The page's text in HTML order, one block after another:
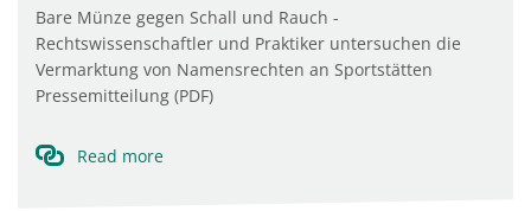
Bare Münze gegen Schall und Rauch -
Rechtswissenschaftler und Praktiker untersuchen die
Vermarktung von Namensrechten an Sportstätten
Pressemitteilung (PDF)
Read more